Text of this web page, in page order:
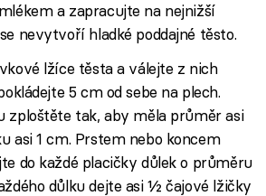
a zapracujte na nejnižší
nevytvoří hladké poddajné těsto.
lžíce těsta a válejte z nich
5 cm od sebe na plech.
zploštěte tak, aby měla průměr asi
asi 1 cm. Prstem nebo koncem
do každé placičky důlek o průměru
důlku dejte asi ½ čajové lžičky